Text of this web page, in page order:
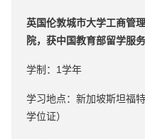
英国伦敦城市大学工商管
院，获中国教育部留学服
学制：1学年
学习地点：新加坡斯坦福
学位证）